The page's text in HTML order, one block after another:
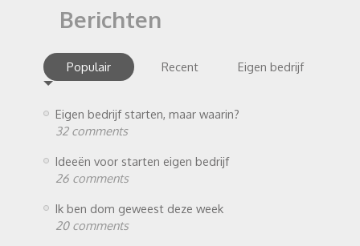
Berichten
Populair Recent Eigen bedrijf
Eigen bedrijf starten, maar waarin?
32 comments
Ideeën voor starten eigen bedrijf
26 comments
Ik ben dom geweest deze week
20 comments